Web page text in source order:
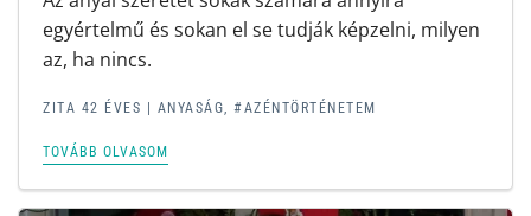
egyértelmű és sokan el se tudják képzelni, milyen
az, ha nincs.
ZITA 42 ÉVES | ANYASÁG, #AZÉNTÖRTÉNETEM
TOVÁBB OLVASOM